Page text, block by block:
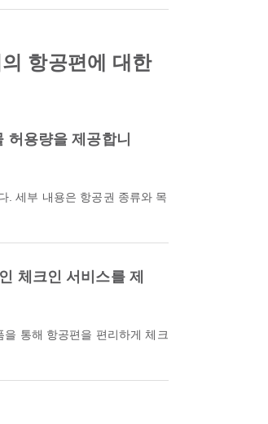
항공편에 대한
용량을 제공합니
체크인 서비스를 제